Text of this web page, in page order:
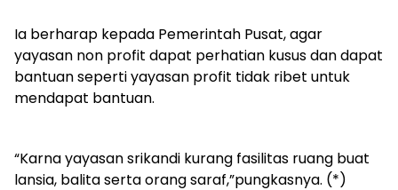
Ia berharap kepada Pemerintah Pusat, agar
yayasan non profit dapat perhatian kusus dan dapat
bantuan seperti yayasan profit tidak ribet untuk
mendapat bantuan.
“Karna yayasan srikandi kurang fasilitas ruang buat
lansia, balita serta orang saraf,”pungkasnya. (*)